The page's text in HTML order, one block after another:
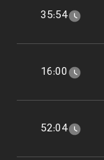
35:54
16:00
52:04